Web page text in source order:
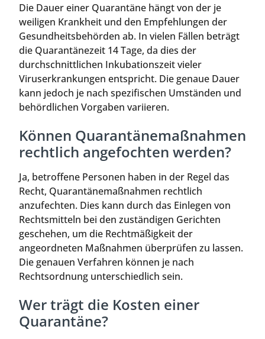
Die Dauer einer Quarantäne hängt von der je
weiligen Krankheit und den Empfehlungen der
Gesundheitsbehörden ab. In vielen Fällen beträgt
die Quarantänezeit 14 Tage, da dies der
durchschnittlichen Inkubationszeit vieler
Viruserkrankungen entspricht. Die genaue Dauer
kann jedoch je nach spezifischen Umständen und
behördlichen Vorgaben variieren.
Können Quarantänemaßnahmen
rechtlich angefochten werden?
Ja, betroffene Personen haben in der Regel das
Recht, Quarantänemaßnahmen rechtlich
anzufechten. Dies kann durch das Einlegen von
Rechtsmitteln bei den zuständigen Gerichten
geschehen, um die Rechtmäßigkeit der
angeordneten Maßnahmen überprüfen zu lassen.
Die genauen Verfahren können je nach
Rechtsordnung unterschiedlich sein.
Wer trägt die Kosten einer
Quarantäne?